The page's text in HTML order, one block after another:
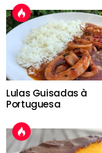
Lulas Guisadas à
Portuguesa